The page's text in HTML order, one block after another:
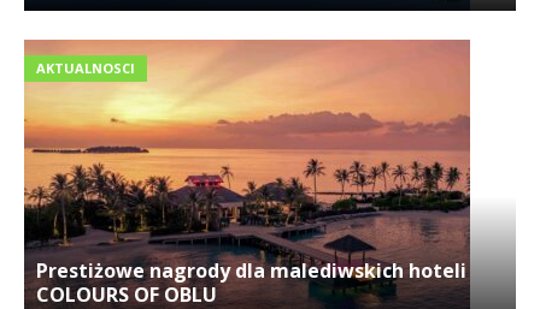
AKTUALNOSCI
Prestiżowe nagrody dla malediwskich hoteli
COLOURS OF OBLU